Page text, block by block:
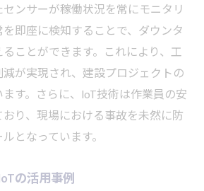
ンサーが稼働状況を常にモニタリ
即座に検知することで、ダウンタ
ことができます。これにより、工
が実現され、建設プロジェクトの
す。さらに、IoT技術は作業員の安
り、現場における事故を未然に防
となっています。
の活用事例